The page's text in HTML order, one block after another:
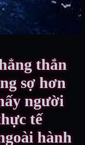
thắn
sợ hơn
người
tế
hành